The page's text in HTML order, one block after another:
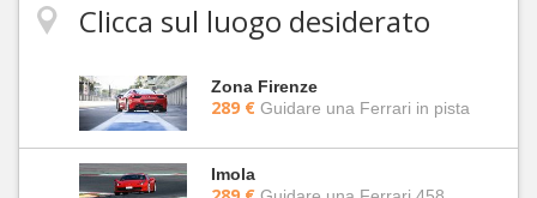
Clicca sul luogo desiderato
Zona Firenze
289 € Guidare una Ferrari in pista
Imola